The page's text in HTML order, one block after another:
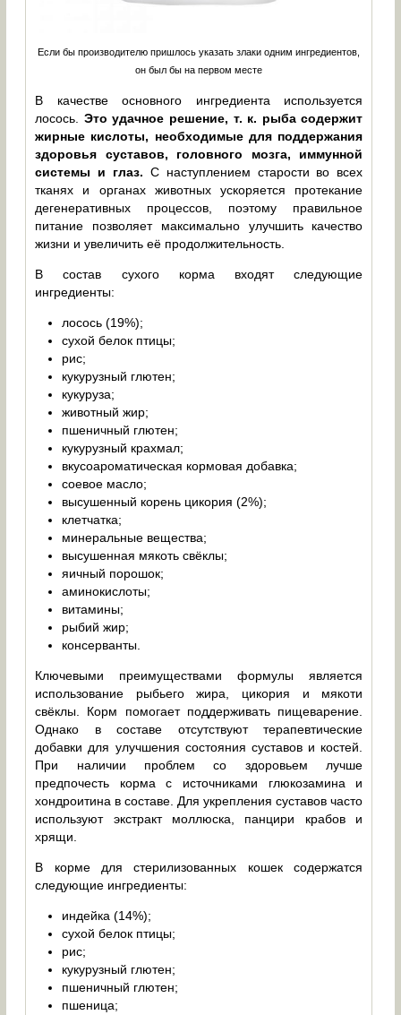
Если бы производителю пришлось указать злаки одним ингредиентов,
он был бы на первом месте
В качестве основного ингредиента используется
лосось. Это удачное решение, т. к. рыба содержит
жирные кислоты, необходимые для поддержания
здоровья суставов, головного мозга, иммунной
системы и глаз. С наступлением старости во всех
тканях и органах животных ускоряется протекание
дегенеративных процессов, поэтому правильное
питание позволяет максимально улучшить качество
жизни и увеличить её продолжительность.
В состав сухого корма входят следующие
ингредиенты:
лосось (19%);
сухой белок птицы;
рис;
кукурузный глютен;
кукуруза;
животный жир;
пшеничный глютен;
кукурузный крахмал;
вкусоароматическая кормовая добавка;
соевое масло;
высушенный корень цикория (2%);
клетчатка;
минеральные вещества;
высушенная мякоть свёклы;
яичный порошок;
аминокислоты;
витамины;
рыбий жир;
консерванты.
Ключевыми преимуществами формулы является
использование рыбьего жира, цикория и мякоти
свёклы. Корм помогает поддерживать пищеварение.
Однако в составе отсутствуют терапевтические
добавки для улучшения состояния суставов и костей.
При наличии проблем со здоровьем лучше
предпочесть корма с источниками глюкозамина и
хондроитина в составе. Для укрепления суставов часто
используют экстракт моллюска, панцири крабов и
хрящи.
В корме для стерилизованных кошек содержатся
следующие ингредиенты:
индейка (14%);
сухой белок птицы;
рис;
кукурузный глютен;
пшеничный глютен;
пшеница;